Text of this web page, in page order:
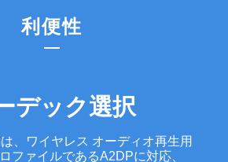
利便性
デック選択
、ワイヤレス オーディオ再生用
ファイルであるA2DPに対応、